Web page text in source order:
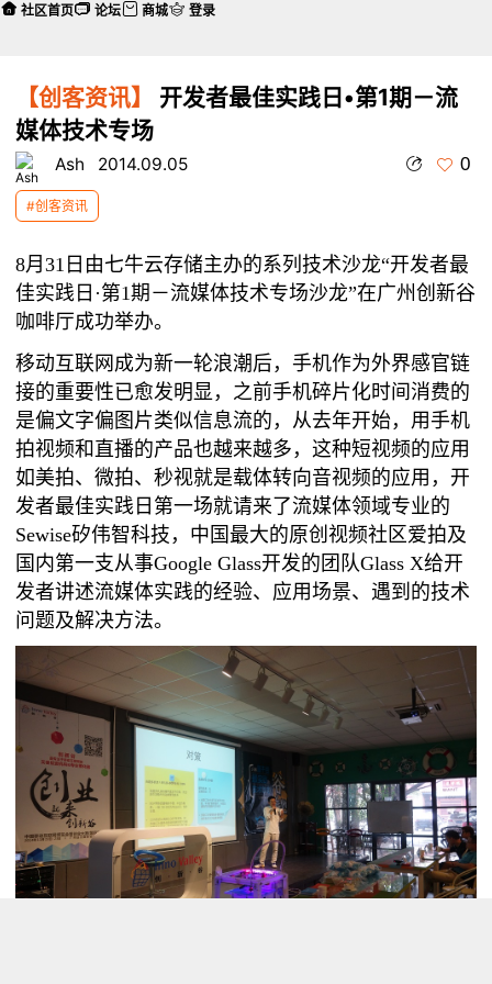
【创客资讯】
开发者最佳实践日•第1期－流
媒体技术专场
Ash 2014.09.05 0
#创客资讯
8月31日由七牛云存储主办的系列技术沙龙“开发者最
佳实践日·第1期－流媒体技术专场沙龙”在广州创新谷
咖啡厅成功举办。
移动互联网成为新一轮浪潮后，手机作为外界感官链
接的重要性已愈发明显，之前手机碎片化时间消费的
是偏文字偏图片类似信息流的，从去年开始，用手机
拍视频和直播的产品也越来越多，这种短视频的应用
如美拍、微拍、秒视就是载体转向音视频的应用，开
发者最佳实践日第一场就请来了流媒体领域专业的
Sewise矽伟智科技，中国最大的原创视频社区爱拍及
国内第一支从事Google Glass开发的团队Glass X给开
发者讲述流媒体实践的经验、应用场景、遇到的技术
问题及解决方法。
社区首页 论坛 商城 登录